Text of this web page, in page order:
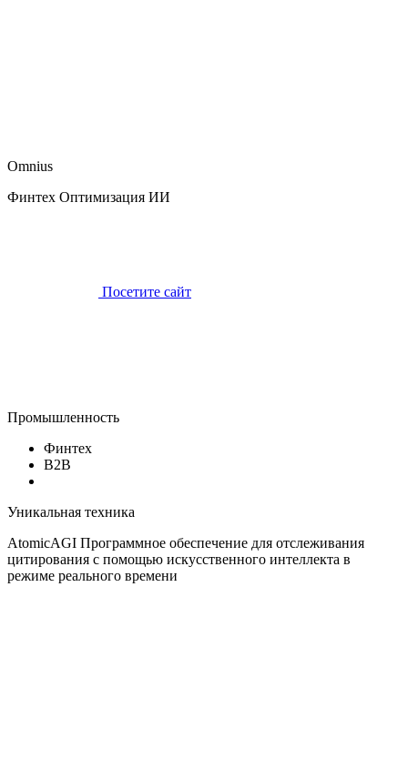
Omnius
Финтех Оптимизация ИИ
Посетите сайт
Промышленность
Финтех
B2B
Уникальная техника
AtomicAGI Программное обеспечение для отслеживания
цитирования с помощью искусственного интеллекта в
режиме реального времени